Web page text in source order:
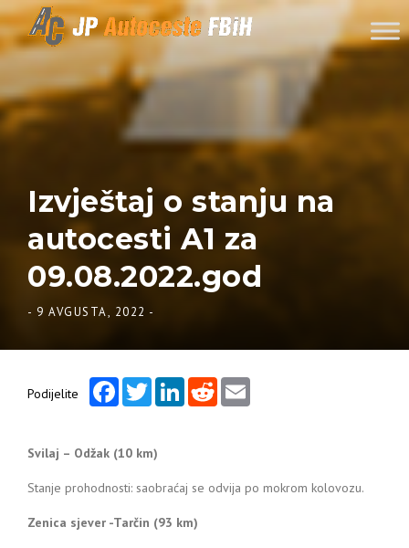
Skip to content
Izvještaj o stanju na
autocesti A1 za
09.08.2022.god
- 9 AVGUSTA, 2022 -
Podijelite
FacebookTwitterLinkedInReddit
Svilaj – Odžak (10 km)
Stanje prohodnosti: saobraćaj se odvija po mokrom kolovozu.
Zenica sjever -Tarčin (93 km)